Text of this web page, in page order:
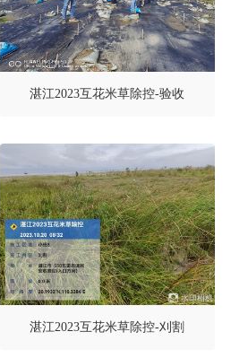
湛江2023互花米草除控-验收
湛江2023互花米草除控-刈割